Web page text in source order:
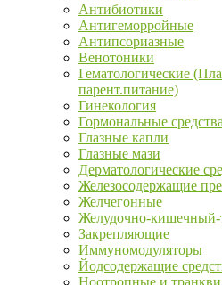
Антибиотики
Антигеморройные
Антипсориазные
Венотоники
Гематологические
парент.питание)
Гинекология
Гормональные средства
Глазные капли
Глазные мази
Дерматологические
Железосодержащие
Желчегонные
Желудочно-кишечный-
Закрепляющие
Иммуномодуляторы
Йодсодержащие